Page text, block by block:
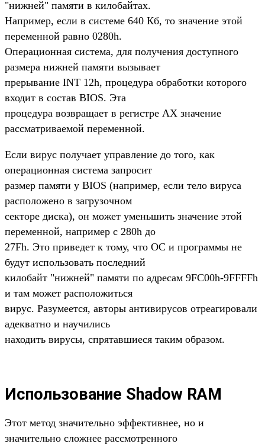
"нижней" памяти в килобайтах.
Например, если в системе 640 Кб, то значение этой
переменной равно 0280h.
Операционная система, для получения доступного
размера нижней памяти вызывает
прерывание INT 12h, процедура обработки которого
входит в состав BIOS. Эта
процедура возвращает в регистре AX значение
рассматриваемой переменной.
Если вирус получает управление до того, как
операционная система запросит
размер памяти у BIOS (например, если тело вируса
расположено в загрузочном
секторе диска), он может уменьшить значение этой
переменной, например с 280h до
27Fh. Это приведет к тому, что ОС и программы не
будут использовать последний
килобайт "нижней" памяти по адресам 9FC00h-9FFFFh
и там может расположиться
вирус. Разумеется, авторы антивирусов отреагировали
адекватно и научились
находить вирусы, спрятавшиеся таким образом.
Использование Shadow RAM
Этот метод значительно эффективнее, но и
значительно сложнее рассмотренного